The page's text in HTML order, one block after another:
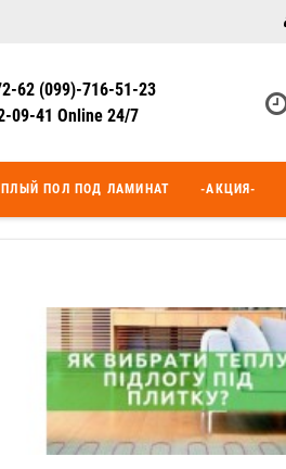
62 (099)-716-51-23
09-41 Online 24/7
ПОЛ ПОД ЛАМИНАТ -АКЦИЯ-